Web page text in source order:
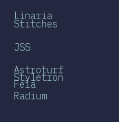
Linaria
Stitches
JSS
Astroturf
Styletron
Fela
Radium